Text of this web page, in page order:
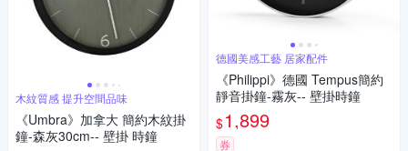
木紋質感 提升空間品味
《Umbra》加拿大 簡約木紋掛
鐘-森灰30cm-- 壁掛 時鐘
德國美感工藝 居家配件
《Philippi》德國 Tempus簡約
靜音掛鐘-霧灰-- 壁掛時鐘
$1,899
券